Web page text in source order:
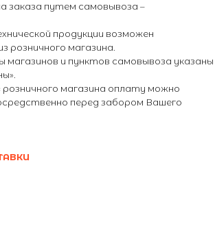
заказа путем самовывоза –
продукции возможен
розничного магазина.
и пунктов самовывоза указаны
магазина оплату можно
перед забором Вашего